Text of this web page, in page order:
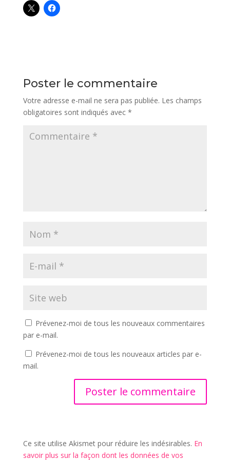
Poster le commentaire
Votre adresse e-mail ne sera pas publiée. Les champs
obligatoires sont indiqués avec *
Prévenez-moi de tous les nouveaux commentaires
par e-mail.
Prévenez-moi de tous les nouveaux articles par e-
mail.
Ce site utilise Akismet pour réduire les indésirables. En
savoir plus sur la façon dont les données de vos